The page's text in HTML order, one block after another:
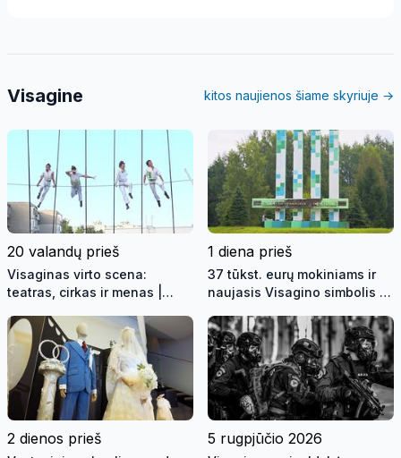
Visagine kitos naujienos šiame skyriuje →
20 valandų prieš
Visaginas virto scena:
teatras, cirkas ir menas |
(video)
1 diena prieš
37 tūkst. eurų mokiniams ir
naujasis Visagino simbolis |
2026 08 06 (video)
2 dienos prieš 5 rugpjūčio 2026